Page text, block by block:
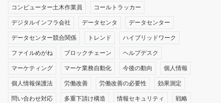
コンピューター土木作業員 コールトラッカー
デジタルインフラ会社 データセンタ データセンター
データセンター競合関係 トレンド ハイブリッドワーク
ファイルめがね ブロックチェーン ヘルプデスク
マーケティング マーケ業務自動化 今後の動向 個人情報
個人情報保護法 労働改善 労働改善の必要性 効果測定
問い合わせ対応 多重下請け構造 情報セキュリティ 戦略